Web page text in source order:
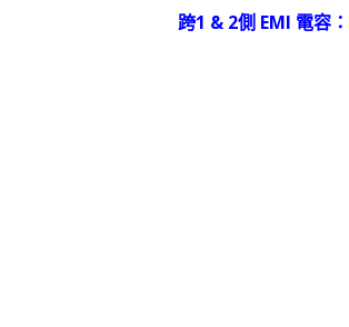
跨1 & 2側 EMI 電容：